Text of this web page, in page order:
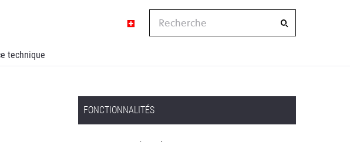
technique
Recherche
FONCTIONNALITÉS